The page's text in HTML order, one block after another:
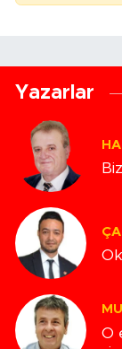
Yazarlar
O